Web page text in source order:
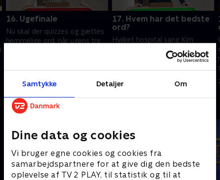
Samtykke Detaljer Om
Dine data og cookies
Vi bruger egne cookies og cookies fra
samarbejdspartnere for at give dig den bedste
oplevelse af TV 2 PLAY, til statistik og til at
16. Ugefinale
Nu skal der quizzes og gættes
hemmelige ord, når ugens tre
om pengepræmien på 10.000
22. februar 2024 • 30 min
17. Hvem har det bedste
ord?
Hvilket hospital sang Kim
Larsen om i 1986 - eller cirka
deromkring? Det er ét af
hemmelige ord.
26. februar 2024 • 29 min
Andre så også